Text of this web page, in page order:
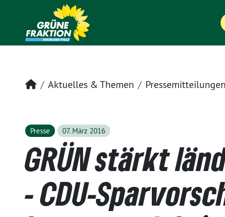
Startseite
Aktuelles & Themen Pressemitteilungen
Presse 07. März 2016
GRÜN stärkt
- CDU-